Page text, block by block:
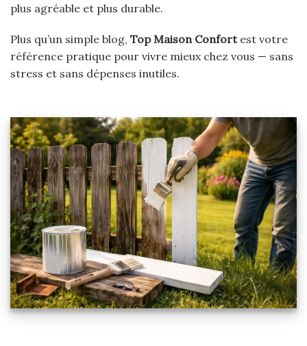
plus agréable et plus durable.
Plus qu’un simple blog, Top Maison Confortest votre
référence pratique pour vivre mieux chez vous — sans
stress et sans dépenses inutiles.